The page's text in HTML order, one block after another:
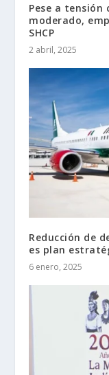
Pese a tensión
moderado,
SHCP
2 abril, 2025
Reducción de
es plan
6 enero, 2025